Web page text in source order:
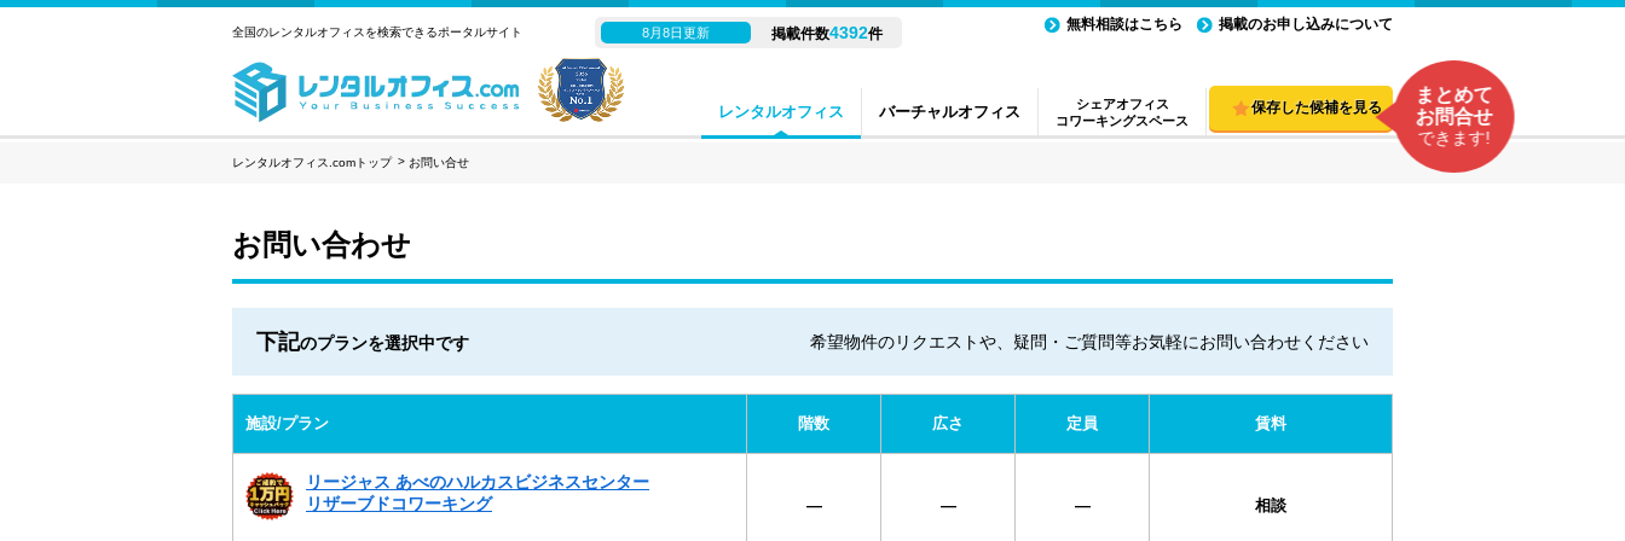
レンタルオフィス バーチャルオフィス
シェアオフィス
コワーキングスペース
全国のレンタルオフィスを検索できるポータルサイト 8月8日更新 掲載件数4392件
無料相談はこちら 掲載のお申し込みについて
保存した候補を見る
まとめて
お問合せ
できます!
レンタルオフィス.comトップ お問い合せ
お問い合わせ
下記のプランを選択中です 希望物件のリクエストや、疑問・ご質問等お気軽にお問い合わせください
施設/プラン 階数 広さ 定員 賃料
リージャス あべのハルカスビジネスセンター
リザーブドコワーキング
― ― ― 相談